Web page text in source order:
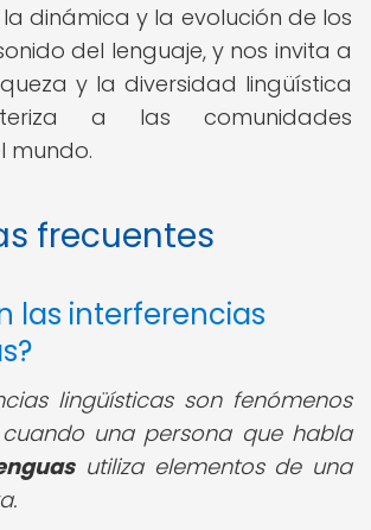
dinámica y la evolución de los
del lenguaje, y nos invita a
y la diversidad lingüística
a las comunidades
mundo.
frecuentes
las interferencias
lingüísticas son fenómenos
una persona que habla
utiliza elementos de una